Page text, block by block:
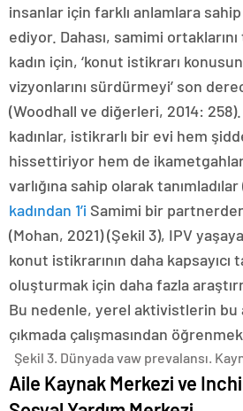
insanlar için farklı anlamlara
ediyor. Dahası, samimi
kadın için, ‘konut istikrarı
vizyonlarını sürdürmeyi’ son
(Woodhall ve diğerleri, 2014:
kadınlar, istikrarlı bir evi hem
hissettiriyor hem de
varlığına sahip olarak
kadından 1’i Samimi bir
(Mohan, 2021) (Şekil 3), IPV
konut istikrarının daha kapsayıcı
oluşturmak için daha fazla
Bu nedenle, yerel aktivistlerin bu
çıkmada çalışmasından
Şekil 3. Dünyada vaw prevalansı.
Aile Kaynak Merkezi ve